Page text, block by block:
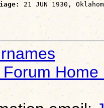
Forum Home